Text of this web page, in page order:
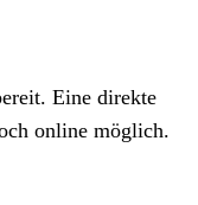
Eine direkte
online möglich.